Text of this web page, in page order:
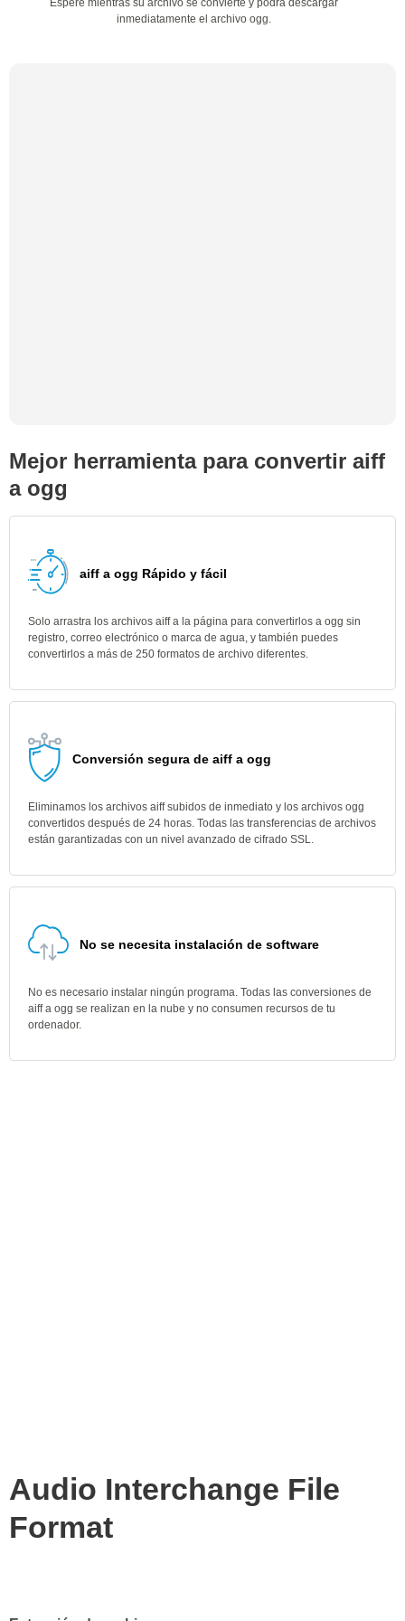
Espere mientras su archivo se convierte y podrá descargar
inmediatamente el archivo ogg.
Mejor herramienta para convertir aiff
a ogg
aiff a ogg Rápido y fácil
Solo arrastra los archivos aiff a la página para convertirlos a ogg sin
registro, correo electrónico o marca de agua, y también puedes
convertirlos a más de 250 formatos de archivo diferentes.
Conversión segura de aiff a ogg
Eliminamos los archivos aiff subidos de inmediato y los archivos ogg
convertidos después de 24 horas. Todas las transferencias de archivos
están garantizadas con un nivel avanzado de cifrado SSL.
No se necesita instalación de software
No es necesario instalar ningún programa. Todas las conversiones de
aiff a ogg se realizan en la nube y no consumen recursos de tu
ordenador.
Audio Interchange File
Format